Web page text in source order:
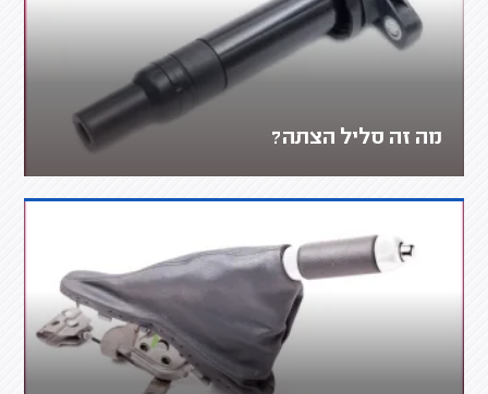
מה זה סליל הצתה?